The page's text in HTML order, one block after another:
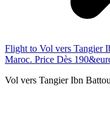
Flight to Vol vers Tangier
Maroc. Price Dès
Vol vers Tangier Ibn